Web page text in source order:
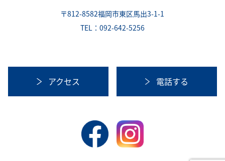
〒812-8582福岡市東区馬出3-1-1
TEL：092-642-5256
アクセス 電話する